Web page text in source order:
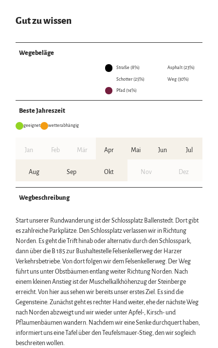
Gut zu wissen
Wegebeläge
Straße (8%) Asphalt (23%)
Schotter (25%) Weg (30%)
Pfad (14%)
Beste Jahreszeit
geeignet wetterabhängig
Jan Feb Mär Apr Mai Jun Jul
Aug Sep Okt Nov Dez
Wegbeschreibung
Start unserer Rundwanderung ist der Schlossplatz Ballenstedt. Dort gibt
es zahlreiche Parkplätze. Den Schlossplatz verlassen wir in Richtung
Norden. Es geht die Trift hinab oder alternativ durch den Schlosspark,
dann über die B 185 zur Bushaltestelle Felsenkellerweg der Harzer
Verkehrsbetriebe. Von dort folgen wir dem Felsenkellerweg. Der Weg
führt uns unter Obstbäumen entlang weiter Richtung Norden. Nach
einem kleinen Anstieg ist der Muschelkalkhöhenzug der Steinberge
erreicht. Von hier aus sehen wir bereits unser erstes Ziel. Es sind die
Gegensteine. Zunächst geht es rechter Hand weiter, ehe der nächste Weg
nach Norden abzweigt und wir wieder unter Apfel-, Kirsch- und
Pflaumenbäumen wandern. Nachdem wir eine Senke durchquert haben,
informiert uns eine Tafel über den Teufelsmauer-Stieg, den wir sogleich
beschreiten wollen.